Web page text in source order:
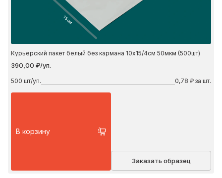
15 см
Курьерский пакет белый без кармана 10х15/4см 50мкм (500шт)
390,00 ₽/уп.
500 шт/уп. 0,78 ₽ за шт.
В корзину
Заказать образец